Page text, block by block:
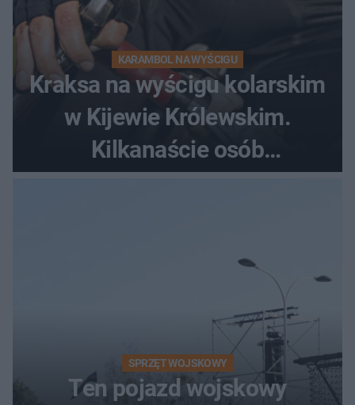
KARAMBOL NA WYŚCIGU
Kraksa na wyścigu kolarskim
w Kijewie Królewskim.
Kilkanaście osób
poszkodowanych, lądował
SPRZĘT WOJSKOWY
Ten pojazd wojskowy